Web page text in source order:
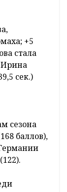
+5
стала
Ирина
сек.)
сезона
баллов),